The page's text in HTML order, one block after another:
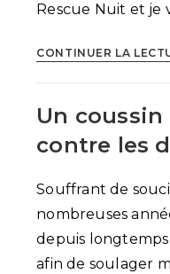
Rescue Nuit et je
CONTINUER LA
Un
contre les
Souffrant de
nombreuses
depuis
afin de soulager